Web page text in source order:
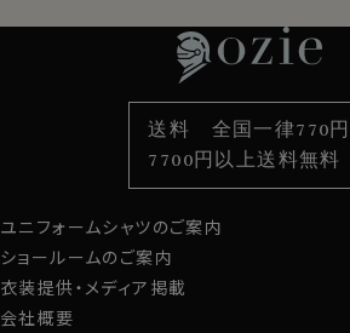
袖・
色から選ぶ
柄か
スタイルから選ぶ
カジ
定番シャツ
カフ
サス
財布・名刺入れ
バッグ
スト
グローブ
ユニフォームシャツのご案内
ショールームのご案内
衣装提供・メディア掲載
会社概要
送料 全国一律770円
7700円以上送料無料